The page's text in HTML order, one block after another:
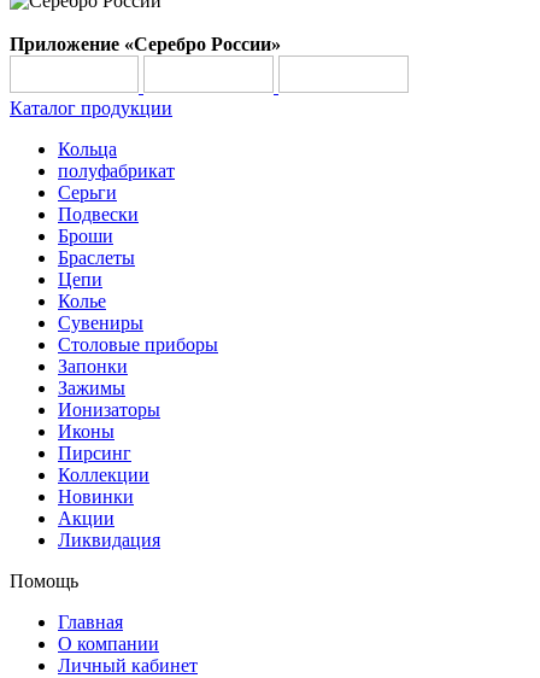
Приложение «Серебро России»
Каталог продукции
Кольца
полуфабрикат
Серьги
Подвески
Броши
Браслеты
Цепи
Колье
Сувениры
Столовые приборы
Запонки
Зажимы
Ионизаторы
Иконы
Пирсинг
Коллекции
Новинки
Акции
Ликвидация
Помощь
Главная
О компании
Личный кабинет